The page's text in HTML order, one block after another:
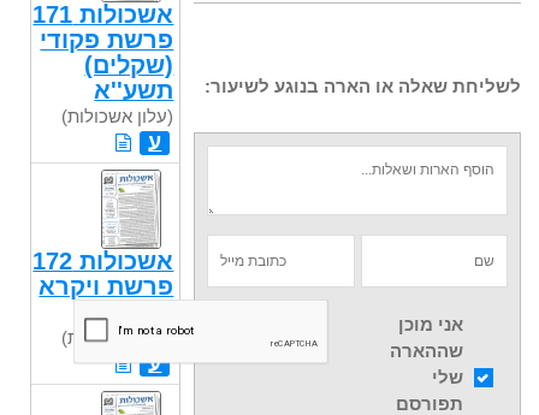
לשליחת שאלה או הארה בנוגע לשיעור:
אני מוכן
שההארה
שלי
תפורסם
אשכולות 171
פרשת פקודי
(שקלים)
תשע''א
(עלון אשכולות)
ע
אשכולות 172
פרשת ויקרא
תשע"א
(עלון אשכולות)
ע